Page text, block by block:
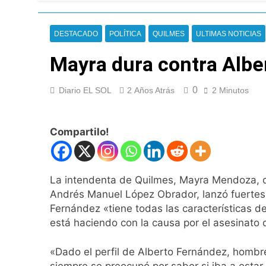
enfrentamientos
13 Horas Atrás
La Fiscalía
67 barrios full
14 Horas Atrás
15 Horas Atrás
Renunció el
Candela Arizaga
16 Horas Atrás
La Libertad
Masiva
17 Horas Atrás
DESTACADO POLÍTICA QUILMES ULTIMAS NOTICIAS
Mayra dura contra
Diario EL SOL 2 Años Atrás 0 2 Minutos
Compartilo!
La intendenta de Quilmes, Mayra
Andrés Manuel López Obrador, lanzó
Fernández «tiene todas las características
está haciendo con la causa por el asesinato
«Dado el perfil de Alberto Fernández,